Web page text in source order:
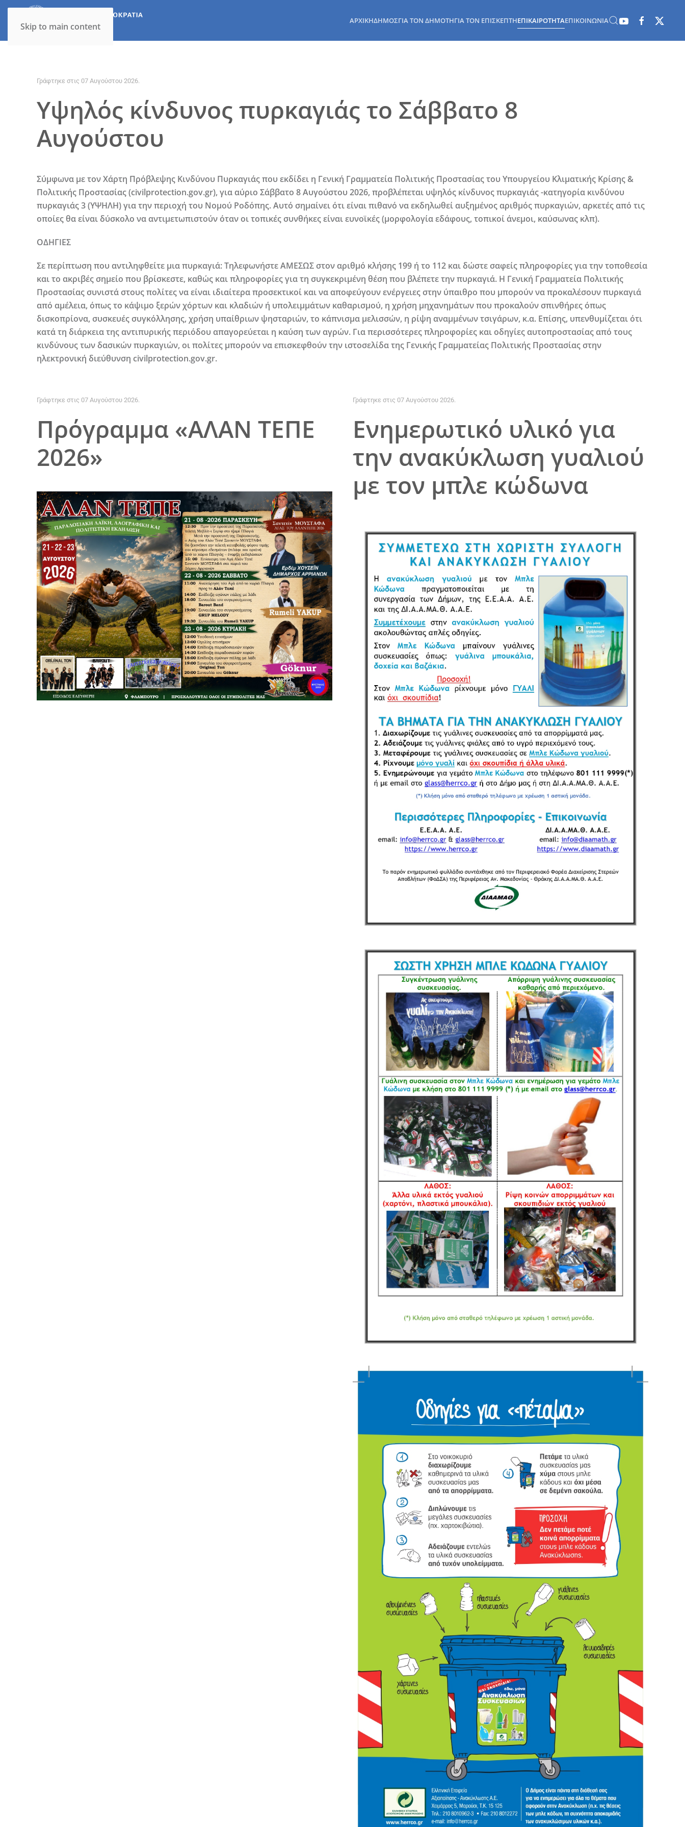
Skip to main content
ΑΡΧΙΚΉΔΉΜΟΣΓΙΑ ΤΟΝ ΔΗΜΌΤΗΓΙΑ ΤΟΝ ΕΠΙΣΚΈΠΤΗΕΠΙΚΑΙΡΌΤΗΤΑΕΠΙΚΟΙΝΩΝΊΑ
Γράφτηκε στις 07 Αυγούστου 2026.
Υψηλός κίνδυνος πυρκαγιάς το Σάββατο 8
Αυγούστου
Σύμφωνα με τον Χάρτη Πρόβλεψης Κινδύνου Πυρκαγιάς που εκδίδει η Γενική Γραμματεία Πολιτικής Προστασίας του Υπουργείου Κλιματικής Κρίσης &
Πολιτικής Προστασίας (civilprotection.gov.gr),για αύριο Σάββατο 8 Αυγούστου 2026, προβλέπεται υψηλός κίνδυνος πυρκαγιάς -κατηγορία κινδύνου
πυρκαγιάς 3 (ΥΨΗΛΗ)για την περιοχή του Νομού Ροδόπης. Αυτό σημαίνει ότι είναι πιθανό να εκδηλωθεί αυξημένος αριθμός πυρκαγιών, αρκετές από τις
οποίες θα είναι δύσκολο να αντιμετωπιστούν όταν οι τοπικές συνθήκες είναι ευνοϊκές (μορφολογία εδάφους, τοπικοί άνεμοι, καύσωνας κλπ).
ΟΔΗΓΙΕΣ
Σε περίπτωση που αντιληφθείτε μια πυρκαγιά: Τηλεφωνήστε ΑΜΕΣΩΣ στον αριθμό κλήσης 199 ή το 112 και δώστε σαφείς πληροφορίες για την τοποθεσία
και το ακριβές σημείο που βρίσκεστε, καθώς και πληροφορίες για τη συγκεκριμένη θέση που βλέπετε την πυρκαγιά. Η Γενική Γραμματεία Πολιτικής
Προστασίας συνιστά στους πολίτες να είναι ιδιαίτερα προσεκτικοί και να αποφεύγουν ενέργειες στην ύπαιθρο που μπορούν να προκαλέσουν πυρκαγιά
από αμέλεια, όπως το κάψιμο ξερών χόρτων και κλαδιών ή υπολειμμάτων καθαρισμού, η χρήση μηχανημάτων που προκαλούν σπινθήρες όπως
δισκοπρίονα, συσκευές συγκόλλησης, χρήση υπαίθριων ψησταριών, το κάπνισμα μελισσών, η ρίψη αναμμένων τσιγάρων, κ.α. Επίσης, υπενθυμίζεται ότι
κατά τη διάρκεια της αντιπυρικής περιόδου απαγορεύεται η καύση των αγρών. Για περισσότερες πληροφορίες και οδηγίες αυτοπροστασίας από τους
κινδύνους των δασικών πυρκαγιών, οι πολίτες μπορούν να επισκεφθούν την ιστοσελίδα της Γενικής Γραμματείας Πολιτικής Προστασίας στην
ηλεκτρονική διεύθυνση civilprotection.gov.gr.
Γράφτηκε στις 07 Αυγούστου 2026.
Πρόγραμμα «ΑΛΑΝ ΤΕΠΕ
2026»
Γράφτηκε στις 07 Αυγούστου 2026.
Ενημερωτικό υλικό για
την ανακύκλωση γυαλιού
με τον μπλε κώδωνα